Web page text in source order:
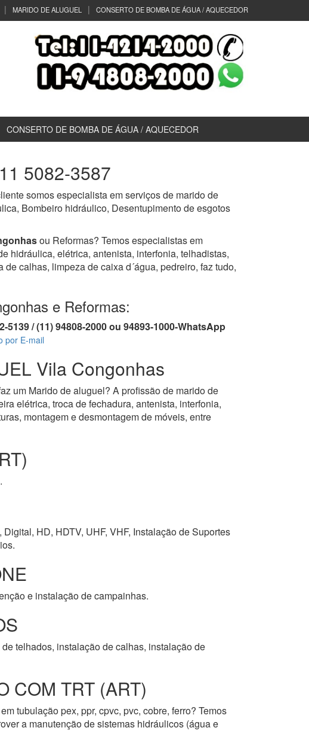
MARIDO DE ALUGUEL CONSERTO DE BOMBA DE ÁGUA / AQUECEDOR
CONSERTO DE BOMBA DE ÁGUA / AQUECEDOR
5082-3587
somos especialista em serviços de marido de
Bombeiro hidráulico, Desentupimento de esgotos
ou Reformas? Temos especialistas em
hidráulica, elétrica, antenista, interfonia, telhadistas,
calhas, limpeza de caixa d´água, pedreiro, faz tudo,
e Reformas:
5139 / (11) 94808-2000 ou 94893-1000-WhatsApp
por E-mail
Vila Congonhas
um Marido de aluguel? A profissão de marido de
elétrica, troca de fechadura, antenista, interfonia,
montagem e desmontagem de móveis, entre
HD, HDTV, UHF, VHF, Instalação de Suportes
e instalação de campainhas.
telhados, instalação de calhas, instalação de
COM TRT (ART)
tubulação pex, ppr, cpvc, pvc, cobre, ferro? Temos
a manutenção de sistemas hidráulicos (água e